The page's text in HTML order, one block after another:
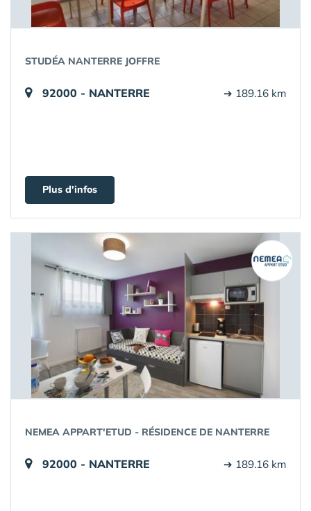
STUDÉA NANTERRE JOFFRE
92000 - NANTERRE ➔ 189.16 km
Plus d'infos
NEMEA APPART'ETUD - RÉSIDENCE DE NANTERRE
92000 - NANTERRE ➔ 189.16 km